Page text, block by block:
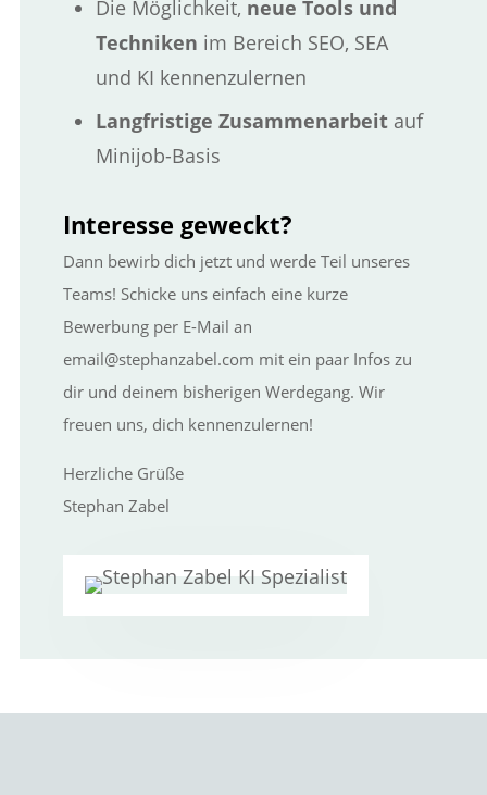
Die Möglichkeit, neue Tools und
Techniken im Bereich SEO, SEA
und KI kennenzulernen
Langfristige Zusammenarbeitauf
Minijob-Basis
Interesse geweckt?
Dann bewirb dich jetzt und werde Teil unseres
Teams! Schicke uns einfach eine kurze
Bewerbung per E-Mail an
email@stephanzabel.com mit ein paar Infos zu
dir und deinem bisherigen Werdegang. Wir
freuen uns, dich kennenzulernen!
Herzliche Grüße
Stephan Zabel